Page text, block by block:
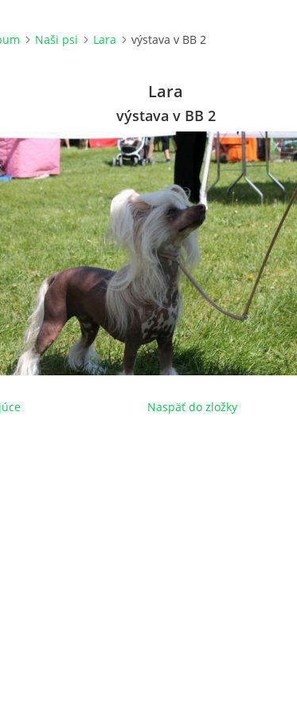
Naši psi Lara výstava v BB 2
Lara
výstava v BB 2
Naspäť do zložky